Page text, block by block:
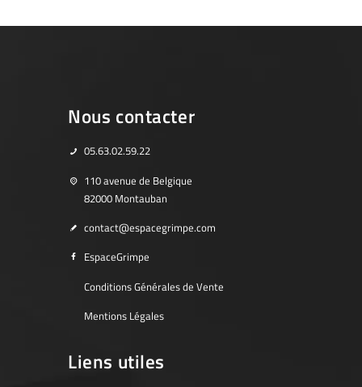
Nous contacter
05.63.02.59.22
110 avenue de Belgique
82000 Montauban
contact@espacegrimpe.com
EspaceGrimpe
Conditions Générales de Vente
Mentions Légales
Liens utiles